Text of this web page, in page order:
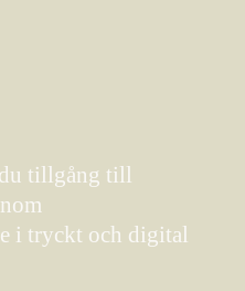
tillgång till
i tryckt och digital